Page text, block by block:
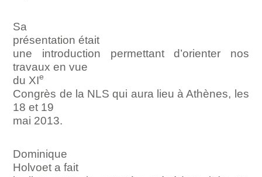
Sa
présentation était
une introduction permettant d’orienter nos
travaux en vue
du XIe
Congrès de la NLS qui aura lieu à Athènes, les
18 et 19
mai 2013.
Dominique
Holvoet a fait